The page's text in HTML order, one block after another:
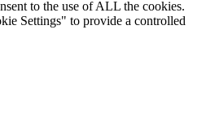
to the use of ALL the cookies.
Settings" to provide a controlled